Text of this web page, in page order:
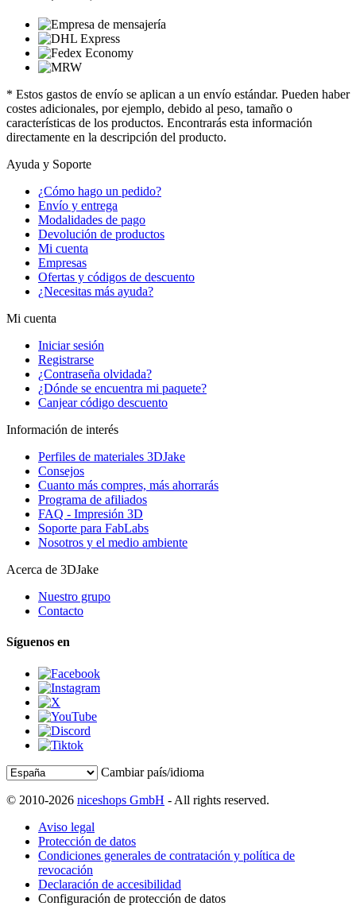
* Estos gastos de envío se aplican a un envío estándar. Pueden haber
costes adicionales, por ejemplo, debido al peso, tamaño o
características de los productos. Encontrarás esta información
directamente en la descripción del producto.
Ayuda y Soporte
¿Cómo hago un pedido?
Envío y entrega
Modalidades de pago
Devolución de productos
Mi cuenta
Empresas
Ofertas y códigos de descuento
¿Necesitas más ayuda?
Mi cuenta
Iniciar sesión
Registrarse
¿Contraseña olvidada?
¿Dónde se encuentra mi paquete?
Canjear código descuento
Información de interés
Perfiles de materiales 3DJake
Consejos
Cuanto más compres, más ahorrarás
Programa de afiliados
FAQ - Impresión 3D
Soporte para FabLabs
Nosotros y el medio ambiente
Acerca de 3DJake
Nuestro grupo
Contacto
Síguenos en
Cambiar país/idioma
© 2010-2026 niceshops GmbH - All rights reserved.
Aviso legal
Protección de datos
Condiciones generales de contratación y política de
revocación
Declaración de accesibilidad
Configuración de protección de datos